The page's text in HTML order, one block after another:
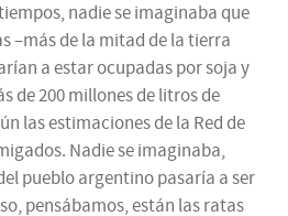
nadie se imaginaba que
–más de la mitad de la tierra
a estar ocupadas por soja y
de 200 millones de litros de
las estimaciones de la Red de
Nadie se imaginaba,
pueblo argentino pasaría a ser
pensábamos, están las ratas